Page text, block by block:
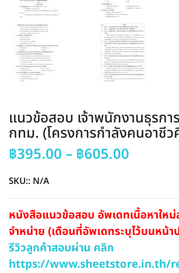
แนวข้อสอบ เจ้าพนักงานธุรก
กทม. (โครงการกำลังคนอาชี
฿395.00 – ฿605.00
฿
SKU:: N/A
หนังสือแนวข้อสอบ อัพเดทเนื้อหาให
จำหน่าย (เดือนที่อัพเดทระบุไว้บนหน้า
รีวิวลูกค้าสอบผ่าน คลิก
https://www.sheetstore.in.th/